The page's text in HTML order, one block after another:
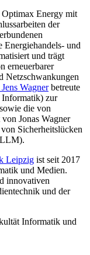
Energy mit
der
Energiehandels- und
und trägt
erneuerbarer
Netzschwankungen
Wagnerbetreute
Informatik) zur
die von
Jonas Wagner
Sicherheitslücken
Leipzig ist seit 2017
und Medien.
innovativen
und der
Informatik und